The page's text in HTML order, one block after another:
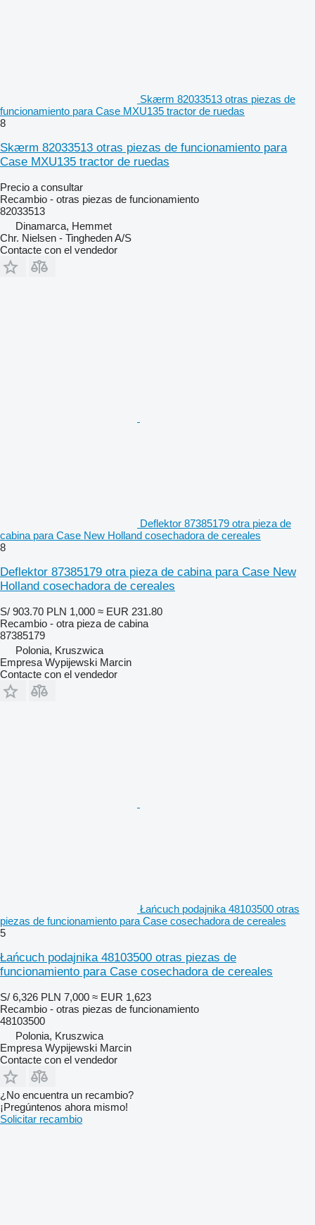
Skærm 82033513 otras piezas de
funcionamiento para Case MXU135 tractor de ruedas
8
Skærm 82033513 otras piezas de funcionamiento para
Case MXU135 tractor de ruedas
Precio a consultar
Recambio - otras piezas de funcionamiento
82033513
Dinamarca, Hemmet
Chr. Nielsen - Tingheden A/S
Contacte con el vendedor
Deflektor 87385179 otra pieza de
cabina para Case New Holland cosechadora de cereales
8
Deflektor 87385179 otra pieza de cabina para Case New
Holland cosechadora de cereales
S/ 903.70 PLN 1,000 ≈ EUR 231.80
Recambio - otra pieza de cabina
87385179
Polonia, Kruszwica
Empresa Wypijewski Marcin
Contacte con el vendedor
Łańcuch podajnika 48103500 otras
piezas de funcionamiento para Case cosechadora de cereales
5
Łańcuch podajnika 48103500 otras piezas de
funcionamiento para Case cosechadora de cereales
S/ 6,326 PLN 7,000 ≈ EUR 1,623
Recambio - otras piezas de funcionamiento
48103500
Polonia, Kruszwica
Empresa Wypijewski Marcin
Contacte con el vendedor
¿No encuentra un recambio?
¡Pregúntenos ahora mismo!
Solicitar recambio